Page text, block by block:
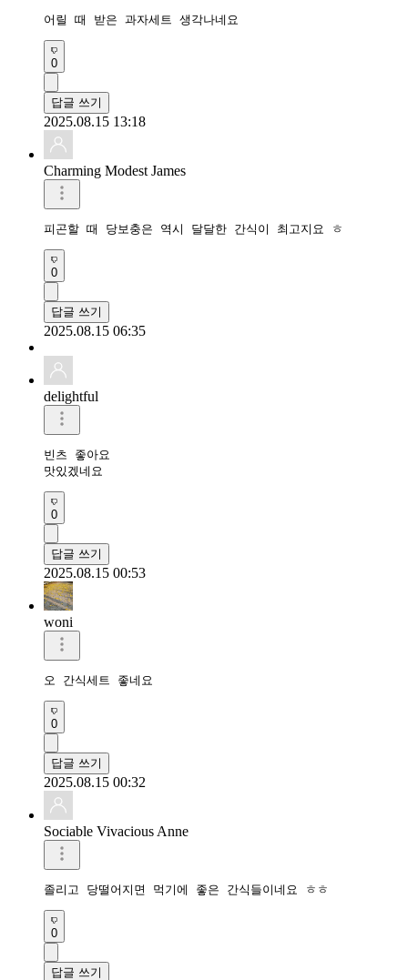
어릴 때 받은 과자세트 생각나네요
0
답글 쓰기
2025.08.15 13:18
Charming Modest James
피곤할 때 당보충은 역시 달달한 간식이 최고지요 ㅎ
0
답글 쓰기
2025.08.15 06:35
delightful
빈츠 좋아요
맛있겠네요
0
답글 쓰기
2025.08.15 00:53
woni
오 간식세트 좋네요
0
답글 쓰기
2025.08.15 00:32
Sociable Vivacious Anne
졸리고 당떨어지면 먹기에 좋은 간식들이네요 ㅎㅎ
0
답글 쓰기